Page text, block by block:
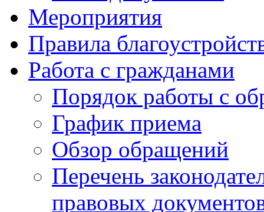
Мероприятия
Правила
Работа с гражданами
Порядок работы с
График приема
Обзор обращений
Перечень
правовых